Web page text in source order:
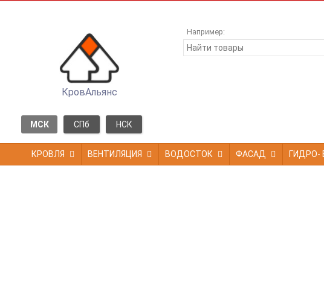
КровАльянс
МСК СПб НСК
Например:
КРОВЛЯ ВЕНТИЛЯЦИЯ ВОДОСТОК ФАСАД ГИДРО-